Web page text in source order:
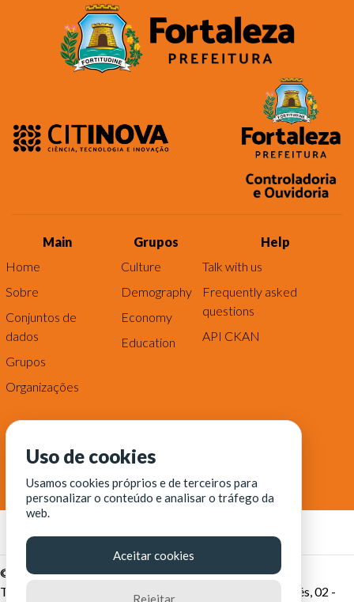
Main
Home
Sobre
Conjuntos de
dados
Grupos
Organizações
Grupos
Culture
Demography
Economy
Education
Help
Talk with us
Frequently asked
questions
API CKAN
© Fortaleza Digital || CITINOVA - Fundação de Ciência,
Tecnologia e Inovação de Fortaleza - Rua dos Tremembés, 02 -
Uso de cookies
Usamos cookies próprios e de terceiros para
personalizar o conteúdo e analisar o tráfego da
web.
Aceitar cookies
Rejeitar